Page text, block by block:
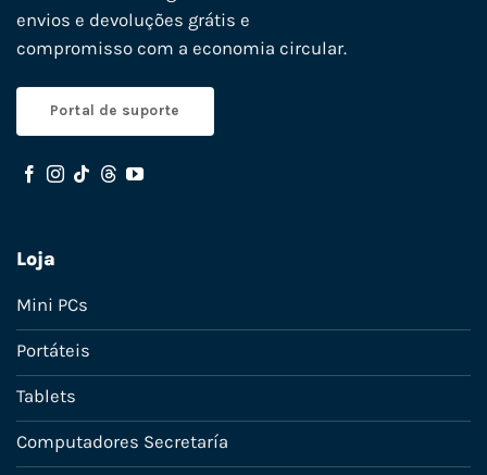
envios e devoluções grátis e
compromisso com a economia circular.
Portal de suporte
Loja
Mini PCs
Portáteis
Tablets
Computadores Secretaría